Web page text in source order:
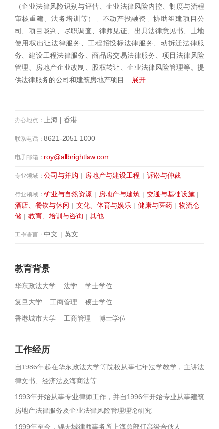
（企业法律风险识别与评估、企业法律风险内控、制度与流程
审核重建、法务培训等）、不动产投融资、协助组建项目公
司、项目谈判、尽职调查、律师见证、出具法律意见书、土地
使用权出让法律服务、工程招投标法律服务、动拆迁法律服
务、建设工程法律服务、商品房交易法律服务、项目法律风险
管理、房地产企业改制、股权转让、企业法律风险管理等。提
供法律服务的公司和建筑房地产项目
... 展开
办公地点： 上海 | 香港
联系电话： 8621-2051 1000
电子邮箱： roy@allbrightlaw.com
专业领域： 公司与并购 | 房地产与建设工程 | 诉讼与仲裁
行业领域： 矿业与自然资源 | 房地产与建筑 | 交通与基础设施 |
酒店、餐饮与休闲 | 文化、体育与娱乐 | 健康与医药 | 物流仓
储 | 教育、培训与咨询 | 其他
工作语言： 中文 | 英文
教育背景
华东政法大学 法学 学士学位
复旦大学 工商管理 硕士学位
香港城市大学 工商管理 博士学位
工作经历
自1986年起在华东政法大学等院校从事七年法学教学，主讲法
律文书、经济法及海商法等
1993年开始从事专业律师工作，并自1996年开始专业从事建筑
房地产法律服务及企业法律风险管理理论研究
1999年至今，锦天城律师事务所上海总部任高级合伙人